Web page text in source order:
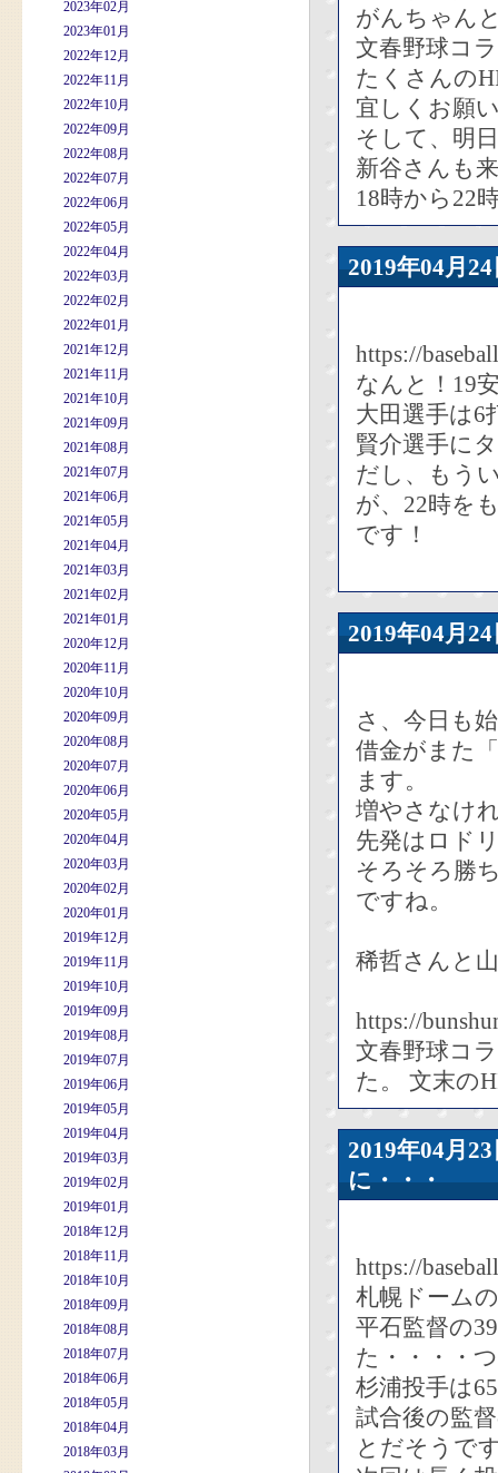
2023年02月
2023年01月
2022年12月
2022年11月
2022年10月
2022年09月
2022年08月
2022年07月
2022年06月
2022年05月
2022年04月
2022年03月
2022年02月
2022年01月
2021年12月
2021年11月
2021年10月
2021年09月
2021年08月
2021年07月
2021年06月
2021年05月
2021年04月
2021年03月
2021年02月
2021年01月
2020年12月
2020年11月
2020年10月
2020年09月
2020年08月
2020年07月
2020年06月
2020年05月
2020年04月
2020年03月
2020年02月
2020年01月
2019年12月
2019年11月
2019年10月
2019年09月
2019年08月
2019年07月
2019年06月
2019年05月
2019年04月
2019年03月
2019年02月
2019年01月
2018年12月
2018年11月
2018年10月
2018年09月
2018年08月
2018年07月
2018年06月
2018年05月
2018年04月
2018年03月
がんちゃん
文春野球コ
たくさんの
宜しくお願
そして、明
新谷さんも
18時から22
2019年04
https://
なんと！19
大田選手は6
賢介選手に
だし、もう
が、22時を
です！
2019年04
さ、今日も
借金がまた
ます。
増やさなけ
先発はロド
そろそろ勝
ですね。
稀哲さんと
https://
文春野球コ
た。 文末の
2019年04
に・・・
https://
札幌ドーム
平石監督の
た・・・・
杉浦投手は
試合後の監
とだそうで